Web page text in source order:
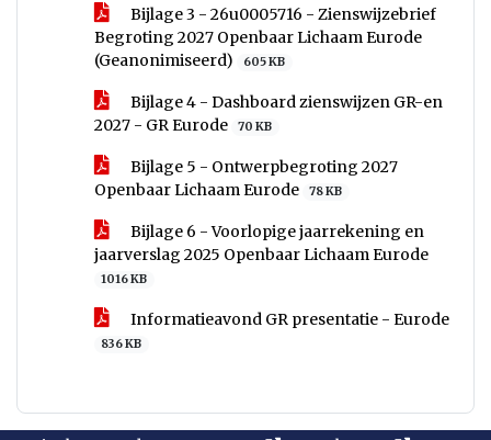
Bijlage 3 - 26u0005716 - Zienswijzebrief
Begroting 2027 Openbaar Lichaam Eurode
(Geanonimiseerd)
605 KB
Bijlage 4 - Dashboard zienswijzen GR-en
2027 - GR Eurode
70 KB
Bijlage 5 - Ontwerpbegroting 2027
Openbaar Lichaam Eurode
78 KB
Bijlage 6 - Voorlopige jaarrekening en
jaarverslag 2025 Openbaar Lichaam Eurode
1016 KB
Informatieavond GR presentatie - Eurode
836 KB